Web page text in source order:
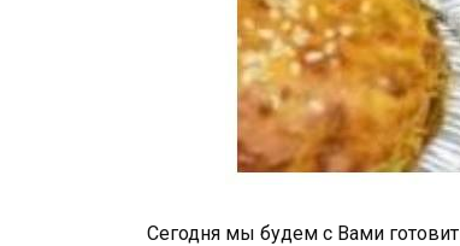
Сегодня мы будем с Вами